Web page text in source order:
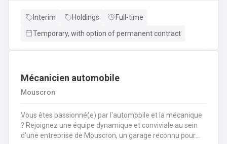
Type de contrat : Intérim avec possibilité de CDI Tes
équipements électriques industriels ⚙️ Mise en service
Interim Holdings
Full-time
Temporary, with option of permanent contract
Mécanicien automobile
Mouscron
Vous êtes passionné(e) par l'automobile et la mécanique
? Rejoignez une équipe dynamique et conviviale au sein
d'une entreprise de Mouscron, un garage reconnu pour